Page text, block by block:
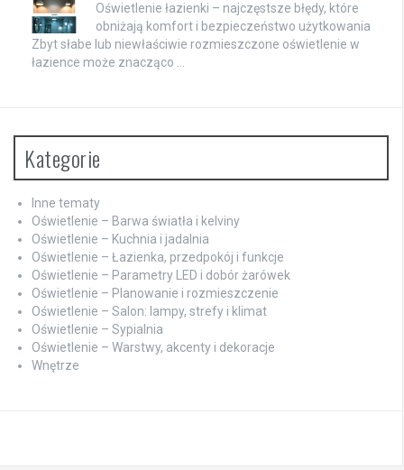
Oświetlenie łazienki – najczęstsze błędy, które
obniżają komfort i bezpieczeństwo użytkowania
Zbyt słabe lub niewłaściwie rozmieszczone oświetlenie w
łazience może znacząco …
Kategorie
Inne tematy
Oświetlenie – Barwa światła i kelviny
Oświetlenie – Kuchnia i jadalnia
Oświetlenie – Łazienka, przedpokój i funkcje
Oświetlenie – Parametry LED i dobór żarówek
Oświetlenie – Planowanie i rozmieszczenie
Oświetlenie – Salon: lampy, strefy i klimat
Oświetlenie – Sypialnia
Oświetlenie – Warstwy, akcenty i dekoracje
Wnętrze